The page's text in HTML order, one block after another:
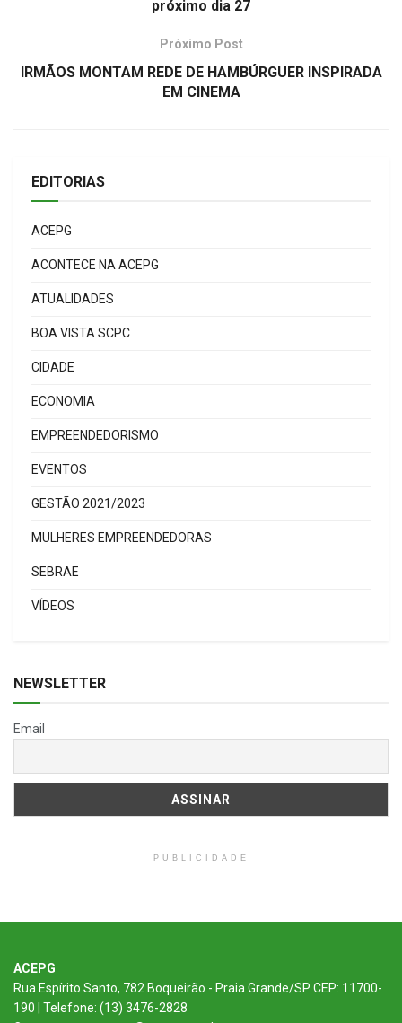
próximo dia 27
Próximo Post
IRMÃOS MONTAM REDE DE HAMBÚRGUER INSPIRADA
EM CINEMA
EDITORIAS
ACEPG
ACONTECE NA ACEPG
ATUALIDADES
BOA VISTA SCPC
CIDADE
ECONOMIA
EMPREENDEDORISMO
EVENTOS
GESTÃO 2021/2023
MULHERES EMPREENDEDORAS
SEBRAE
VÍDEOS
NEWSLETTER
Email
PUBLICIDADE
ACEPG
Rua Espírito Santo, 782 Boqueirão - Praia Grande/SP CEP: 11700-
190 | Telefone: (13) 3476-2828